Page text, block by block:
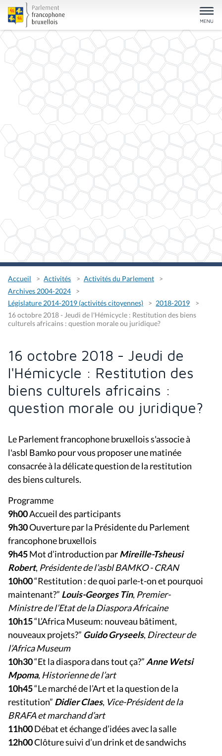
Accueil Activités
Activités du Parlement
Archives 2004-2024
Législature 2014-2019 (activités citoyennes)
2018-2019
16 octobre 2018 - Jeudi de l'Hémicycle : Restitution des biens
culturels africains : question morale ou juridique?
16 octobre 2018 - Jeudi de
l'Hémicycle : Restitution des
biens culturels africains :
question morale ou juridique?
Le Parlement francophone bruxellois s'associe à
l'asbl Bamko pour vous proposer une matinée
consacrée à la délicate question de la restitution
des biens culturels.
Programme
9h00Accueil des participants
9h30Ouverture par la Présidente du Parlement
francophone bruxellois
9h45Mot d’introduction parMireille-Tsheusi
Robert, Présidente de l’asbl BAMKO - CRAN
10h00“Restitution : de quoi parle-t-on et pourquoi
maintenant?” Louis-Georges Tin, Premier-
Ministre de l’Etat de la Diaspora Africaine
10h15“L’Africa Museum: nouveau bâtiment,
nouveaux projets?” Guido Gryseels, Directeur de
l’Africa Museum
10h30“Et la diaspora dans tout ça?” Anne Wetsi
Mpoma, Historienne de l’art
10h45“Le marché de l’Art et la question de la
restitution” Didier Claes, Vice-Président de la
BRAFA et marchand d’art
11h00Débat et échange d’idées avec la salle
12h00Clôture suivi d’un drink et de sandwichs